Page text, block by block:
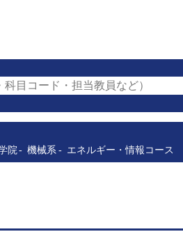
目コード・担当教員など）
院 機械系 エネルギー・情報コース